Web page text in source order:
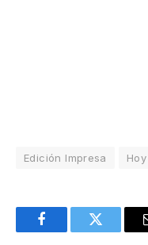
Edición Impresa Hoy
FacebookTwitter